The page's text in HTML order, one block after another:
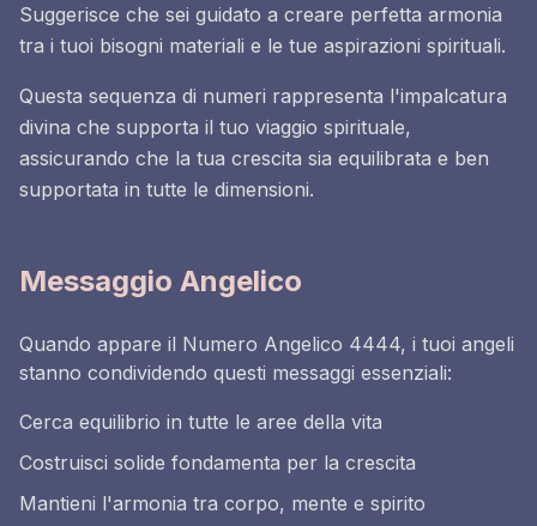
Suggerisce che sei guidato a creare perfetta armonia
tra i tuoi bisogni materiali e le tue aspirazioni spirituali.
Questa sequenza di numeri rappresenta l'impalcatura
divina che supporta il tuo viaggio spirituale,
assicurando che la tua crescita sia equilibrata e ben
supportata in tutte le dimensioni.
Messaggio Angelico
Quando appare il Numero Angelico 4444, i tuoi angeli
stanno condividendo questi messaggi essenziali:
Cerca equilibrio in tutte le aree della vita
Costruisci solide fondamenta per la crescita
Mantieni l'armonia tra corpo, mente e spirito